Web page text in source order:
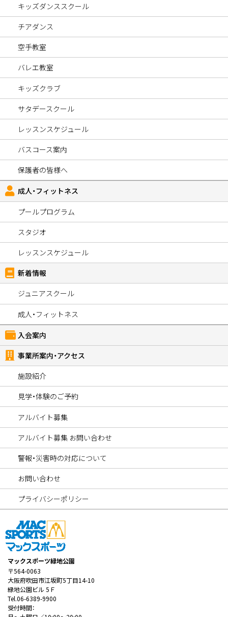
キッズダンススクール
チアダンス
空手教室
バレエ教室
キッズクラブ
サタデースクール
レッスンスケジュール
バスコース案内
保護者の皆様へ
成人・フィットネス
プールプログラム
スタジオ
レッスンスケジュール
新着情報
ジュニアスクール
成人・フィットネス
入会案内
事業所案内・アクセス
施設紹介
見学・体験のご予約
アルバイト募集
アルバイト募集 お問い合わせ
警報・災害時の対応について
お問い合わせ
プライバシーポリシー
マックスポーツ緑地公園
〒564-0063
大阪府吹田市江坂町5丁目14-10
緑地公園ビル 5Ｆ
Tel.06-6389-9900
受付時間：